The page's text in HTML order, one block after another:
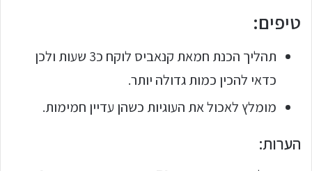
טיפים:
תהליך הכנת חמאת קנאביס לוקח כ3 שעות ולכן
כדאי להכין כמות גדולה יותר.
מומלץ לאכול את העוגיות כשהן עדיין חמימות.
הערות: